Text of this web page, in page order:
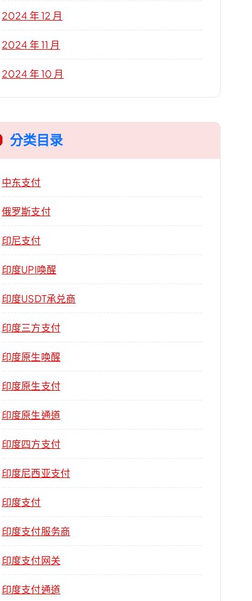
2024 年 12 月
2024 年 11 月
2024 年 10 月
分类目录
中东支付
俄罗斯支付
印尼支付
印度UPI唤醒
印度USDT承兑商
印度三方支付
印度原生唤醒
印度原生支付
印度原生通道
印度四方支付
印度尼西亚支付
印度支付
印度支付服务商
印度支付网关
印度支付通道